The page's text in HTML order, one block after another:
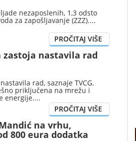
nezaposlenih, 1,3 odsto
za zapošljavanje (ZZZ).
zastoja nastavila rad
rad, saznaje TVCG.
priključena na mrežu i
energije.
na vrhu,
800 eura dodatka